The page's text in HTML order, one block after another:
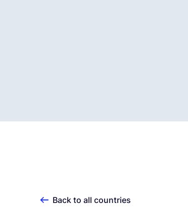
Back to all countries